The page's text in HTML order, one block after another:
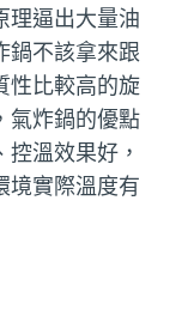
理逼出大量油
鍋不該拿來跟
性比較高的旋
氣炸鍋的優點
溫效果好，
境實際溫度有